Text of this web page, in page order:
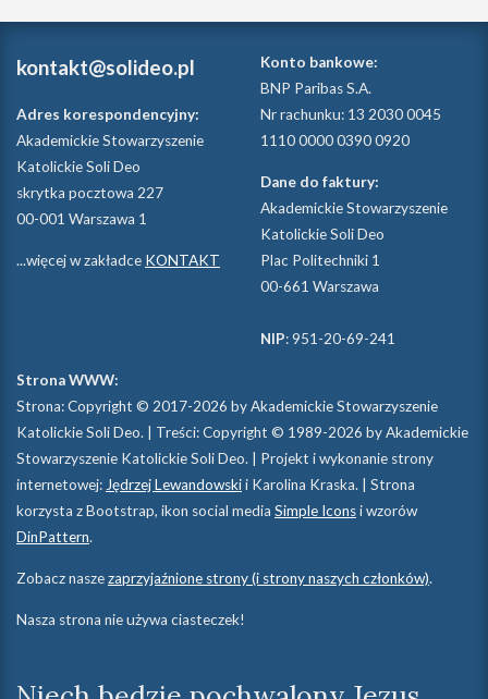
kontakt@solideo.pl
Adres korespondencyjny:
Akademickie Stowarzyszenie
Katolickie Soli Deo
skrytka pocztowa 227
00-001 Warszawa 1
...więcej w zakładce KONTAKT
Konto bankowe:
BNP Paribas S.A.
Nr rachunku: 13 2030 0045
1110 0000 0390 0920
Dane do faktury:
Akademickie Stowarzyszenie
Katolickie Soli Deo
Plac Politechniki 1
00-661 Warszawa
NIP: 951-20-69-241
Strona WWW:
Strona: Copyright © 2017-2026 by Akademickie Stowarzyszenie
Katolickie Soli Deo. | Treści: Copyright © 1989-2026 by Akademickie
Stowarzyszenie Katolickie Soli Deo. | Projekt i wykonanie strony
internetowej: Jędrzej Lewandowskii Karolina Kraska. | Strona
korzysta z Bootstrap, ikon social media Simple Iconsi wzorów
DinPattern.
Zobacz naszezaprzyjaźnione strony (i strony naszych członków).
Nasza strona nie używa ciasteczek!